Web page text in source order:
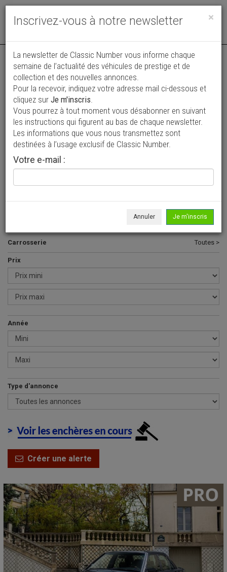
Toggle
Vos annonces vues par
plus de 4 millions de collectionneurs
Ajouter une annonce
> Rechercher un véhicule
190 E >
Carrosserie Toutes >
Prix
Année
Type d'annonce
Créer une alerte
×
Inscrivez-vous à notre newsletter
La newsletter de Classic Number vous informe chaque
semaine de l’actualité des véhicules de prestige et de
collection et des nouvelles annonces.
Pour la recevoir, indiquez votre adresse mail ci-dessous et
cliquez sur Je m'inscris.
Vous pourrez à tout moment vous désabonner en suivant
les instructions qui figurent au bas de chaque newsletter.
Les informations que vous nous transmettez sont
destinées à l’usage exclusif de Classic Number.
Votre e-mail :
Annuler Je m'inscris